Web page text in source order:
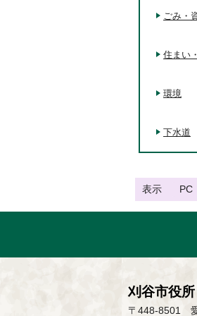
ごみ・
住まい
環境
下水道
表示 PC
刈谷市役所
〒448-8501